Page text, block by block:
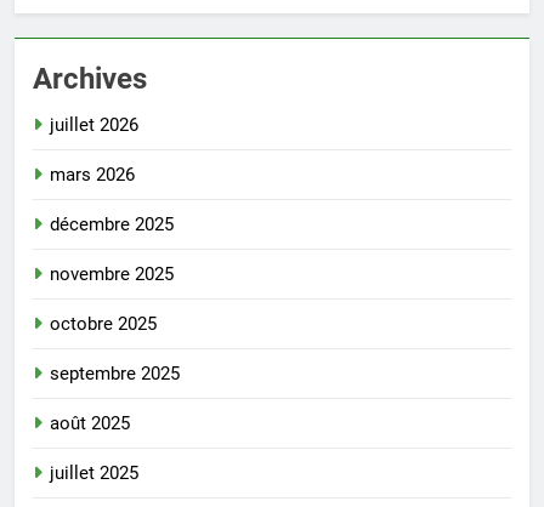
Archives
juillet 2026
mars 2026
décembre 2025
novembre 2025
octobre 2025
septembre 2025
août 2025
juillet 2025